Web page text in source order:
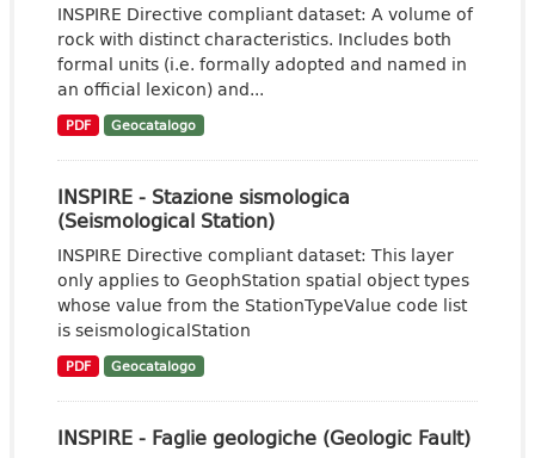
INSPIRE Directive compliant dataset: A volume of
rock with distinct characteristics. Includes both
formal units (i.e. formally adopted and named in
an official lexicon) and...
PDF Geocatalogo
INSPIRE - Stazione sismologica
(Seismological Station)
INSPIRE Directive compliant dataset: This layer
only applies to GeophStation spatial object types
whose value from the StationTypeValue code list
is seismologicalStation
PDF Geocatalogo
INSPIRE - Faglie geologiche (Geologic Fault)